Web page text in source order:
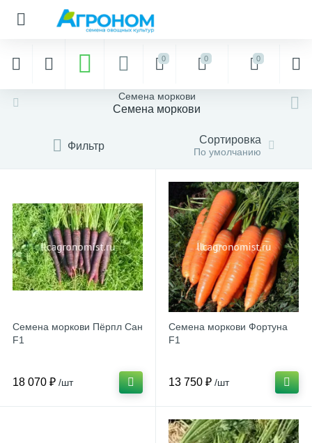
0 0 0
Семена моркови
Семена моркови
Фильтр Сортировка
По умолчанию
Семена моркови Пёрпл Сан
F1
18 070 ₽ /шт
Семена моркови Фортуна
F1
13 750 ₽ /шт